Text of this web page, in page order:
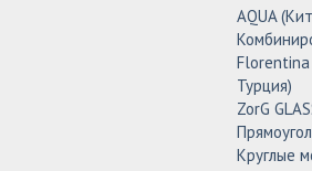
AQUA
Турция)
ZorG
Круглые